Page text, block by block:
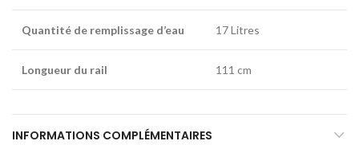
Quantité de remplissage d’eau 17 Litres
Longueur du rail 111 cm
INFORMATIONS COMPLÉMENTAIRES